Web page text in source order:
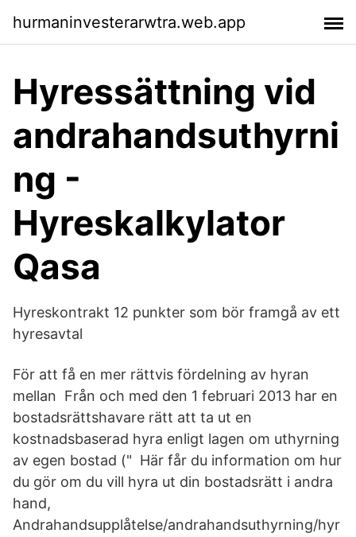
hurmaninvesterarwtra.web.app
Hyressättning vid
andrahandsuthyrni
ng -
Hyreskalkylator
Qasa
Hyreskontrakt 12 punkter som bör framgå av ett
hyresavtal
För att få en mer rättvis fördelning av hyran
mellan Från och med den 1 februari 2013 har en
bostadsrättshavare rätt att ta ut en
kostnadsbaserad hyra enligt lagen om uthyrning
av egen bostad (" Här får du information om hur
du gör om du vill hyra ut din bostadsrätt i andra
hand,
Andrahandsupplåtelse/andrahandsuthyrning/hyr